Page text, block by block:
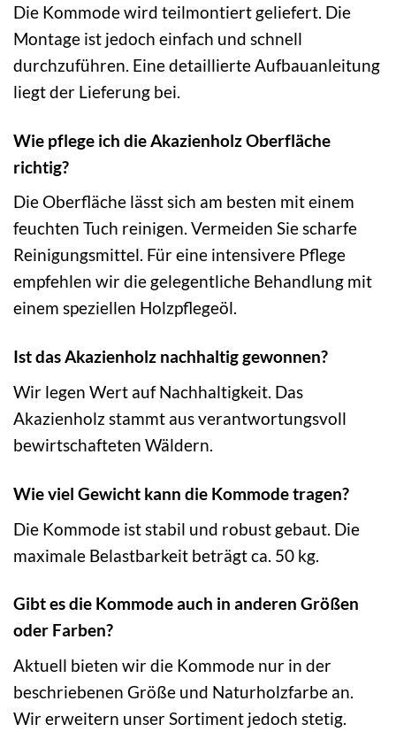
Die Kommode wird teilmontiert geliefert. Die
Montage ist jedoch einfach und schnell
durchzuführen. Eine detaillierte Aufbauanleitung
liegt der Lieferung bei.
Wie pflege ich die Akazienholz Oberfläche
richtig?
Die Oberfläche lässt sich am besten mit einem
feuchten Tuch reinigen. Vermeiden Sie scharfe
Reinigungsmittel. Für eine intensivere Pflege
empfehlen wir die gelegentliche Behandlung mit
einem speziellen Holzpflegeöl.
Ist das Akazienholz nachhaltig gewonnen?
Wir legen Wert auf Nachhaltigkeit. Das
Akazienholz stammt aus verantwortungsvoll
bewirtschafteten Wäldern.
Wie viel Gewicht kann die Kommode tragen?
Die Kommode ist stabil und robust gebaut. Die
maximale Belastbarkeit beträgt ca. 50 kg.
Gibt es die Kommode auch in anderen Größen
oder Farben?
Aktuell bieten wir die Kommode nur in der
beschriebenen Größe und Naturholzfarbe an.
Wir erweitern unser Sortiment jedoch stetig.